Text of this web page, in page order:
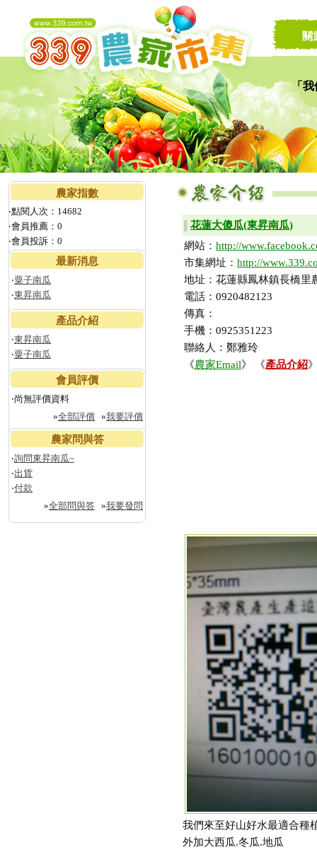
「我
讓
關
農家指數
‧點閱人次：14682
‧會員推薦：0
‧會員投訴：0
最新消息
‧粟子南瓜
‧東昇南瓜
產品介紹
‧東昇南瓜
‧粟子南瓜
會員評價
‧尚無評價資料
»全部評價 »我要評價
農家問與答
‧詢問東昇南瓜~
‧出貨
‧付款
»全部問與答 »我要發問
花蓮大傻瓜(東昇南瓜)
網站： http://
市集網址： http://
地址：花蓮縣鳳林鎮長橋里
電話：0920482123
傳真：
手機：0925351223
聯絡人：鄭雅玲
《農家Email》 《產品介紹
我們來至好山好水最適合種
外加大西瓜.冬瓜.地瓜